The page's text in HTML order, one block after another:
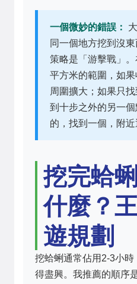
一個微妙的錯誤：
同一個地方挖到沒
策略是「游擊戰」
平方米的範圍，如
周圍擴大；如果只
到十步之外的另一
的，找到一個，附近
挖完蛤
什麼？
遊規劃
挖蛤蜊通常佔用2-3小
得盡興。我推薦的順序